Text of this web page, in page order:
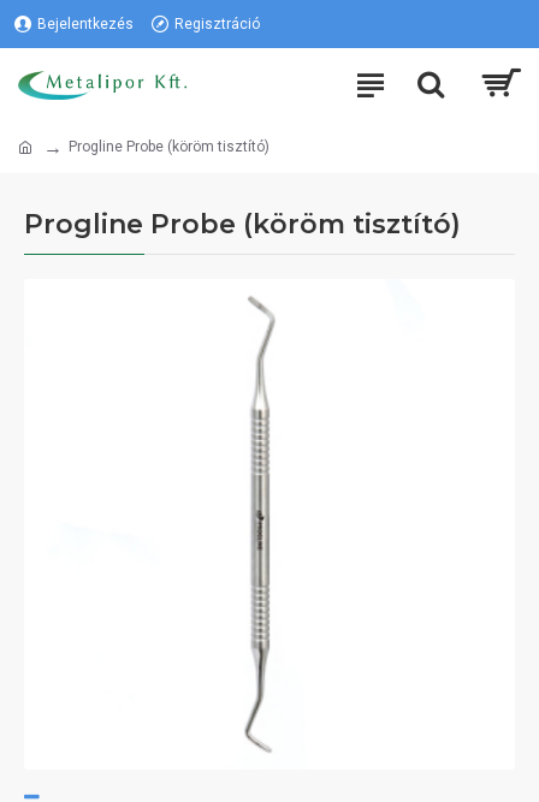
Bejelentkezés Regisztráció
Progline Probe (köröm tisztító)
Progline Probe (köröm tisztító)